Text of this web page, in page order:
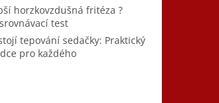
horzkovzdušná fritéza ?
test
tepování sedačky: Praktický
pro každého